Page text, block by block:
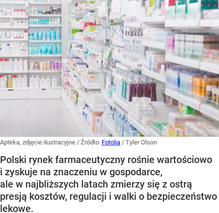
Apteka, zdjęcie ilustracyjne / Źródło: Fotolia / Tyler Olson
Polski rynek farmaceutyczny rośnie wartościowo
i zyskuje na znaczeniu w gospodarce,
ale w najbliższych latach zmierzy się z ostrą
presją kosztów, regulacji i walki o bezpieczeństwo
lekowe.